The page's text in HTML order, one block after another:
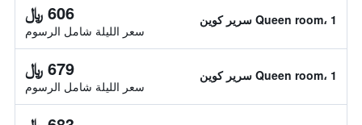
Queen room، 1 سرير كوين 606 ﷼
سعر الليلة شامل الرسوم
Queen room، 1 سرير كوين 679 ﷼
سعر الليلة شامل الرسوم